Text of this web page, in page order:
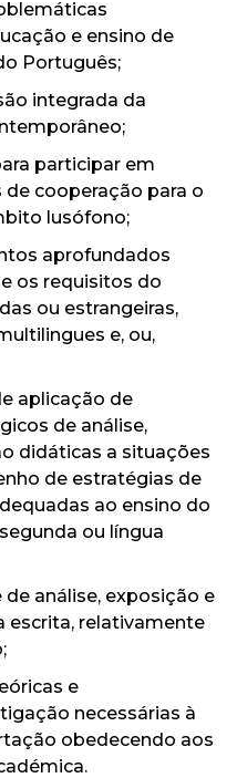
e ensino de
Português;
integrada da
participar em
cooperação para o
lusófono;
aprofundados
os requisitos do
ou estrangeiras,
e, ou,
aplicação de
de análise,
didáticas a situações
de estratégias de
ao ensino do
ou língua
análise, exposição e
escrita, relativamente
e
necessárias à
obedecendo aos